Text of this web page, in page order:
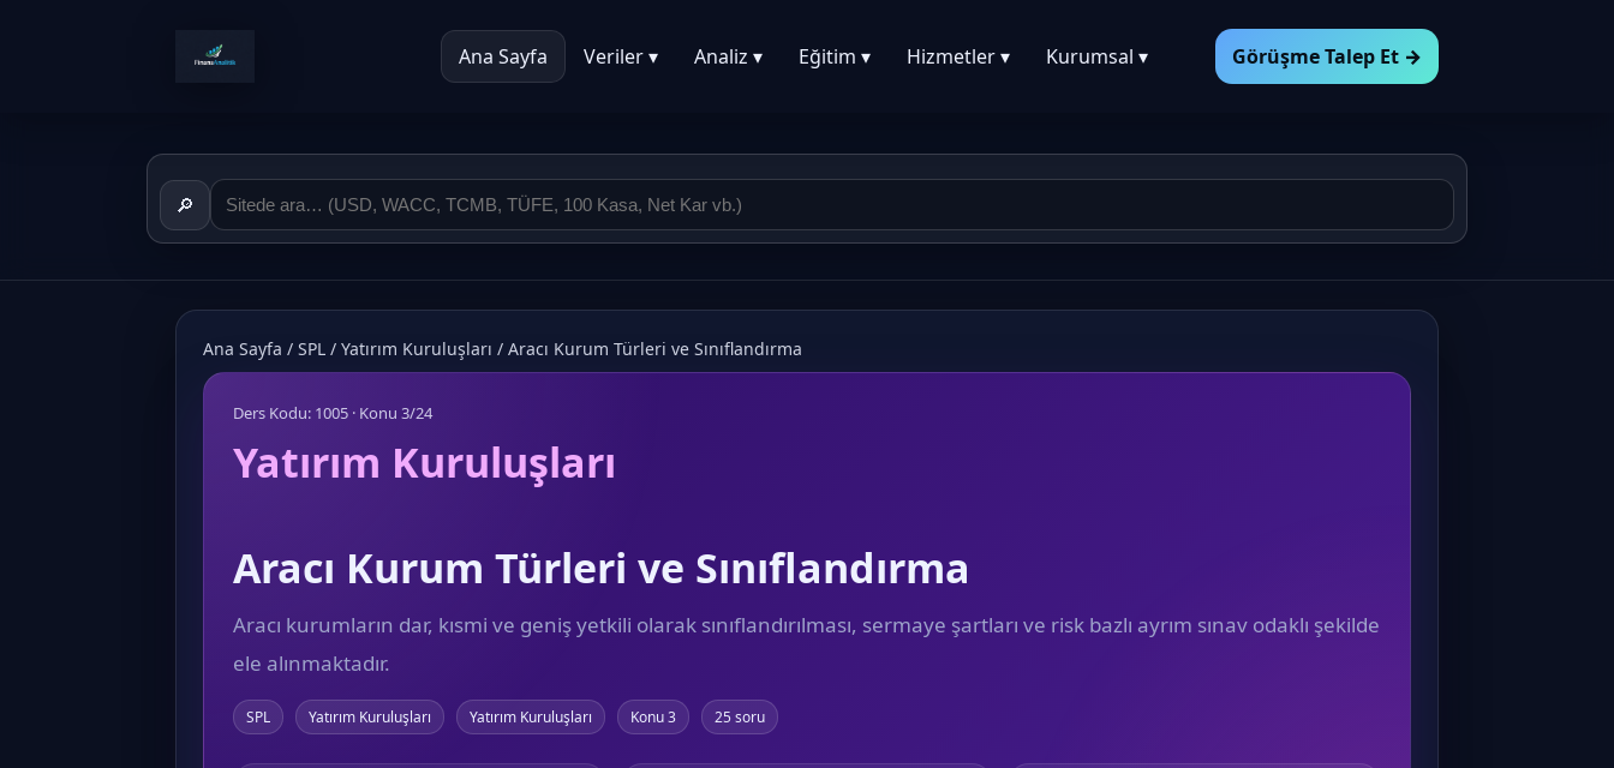
Ana Sayfa Veriler ▾ Analiz ▾ Eğitim ▾ Hizmetler ▾ Kurumsal ▾ Görüşme Talep Et →
🔎
Ana Sayfa / SPL / Yatırım Kuruluşları / Aracı Kurum Türleri ve Sınıflandırma
Ders Kodu: 1005 · Konu 3/24
Yatırım Kuruluşları
Aracı Kurum Türleri ve Sınıflandırma
Aracı kurumların dar, kısmi ve geniş yetkili olarak sınıflandırılması, sermaye şartları ve risk bazlı ayrım sınav odaklı şekilde
ele alınmaktadır.
SPL Yatırım Kuruluşları Yatırım Kuruluşları Konu 3 25 soru